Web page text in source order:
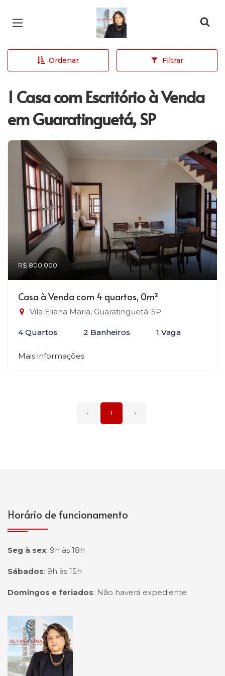
Página inicial
Ordenar Filtrar
1 Casa com Escritório à Venda
em Guaratinguetá, SP
R$ 800.000
Casa à Venda com 4 quartos, 0m²
Vila Eliana Maria, Guaratinguetá-SP
4 Quartos 2 Banheiros 1 Vaga
Mais informações
‹ 1 ›
Horário de funcionamento
Seg à sex: 9h às 18h
Sábados: 9h às 15h
Domingos e feriados: Não haverá expediente
Página inicial